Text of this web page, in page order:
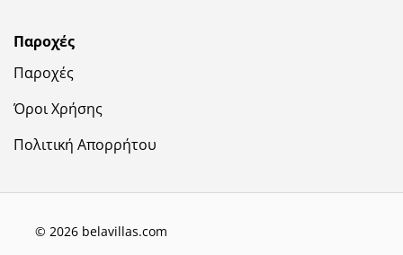
Παροχές
Παροχές
Όροι Χρήσης
Πολιτική Απορρήτου
© 2026 belavillas.com